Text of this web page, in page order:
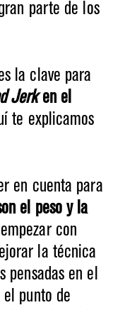
parte de los
la clave para
Jerken el
te explicamos
en cuenta para
el peso y la
con
la técnica
pensadas en el
punto de